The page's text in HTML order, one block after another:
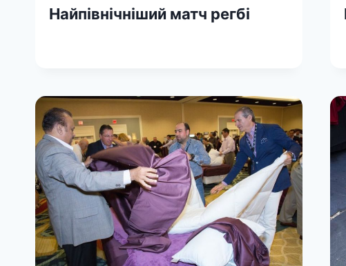
Найпівнічніший матч регбі